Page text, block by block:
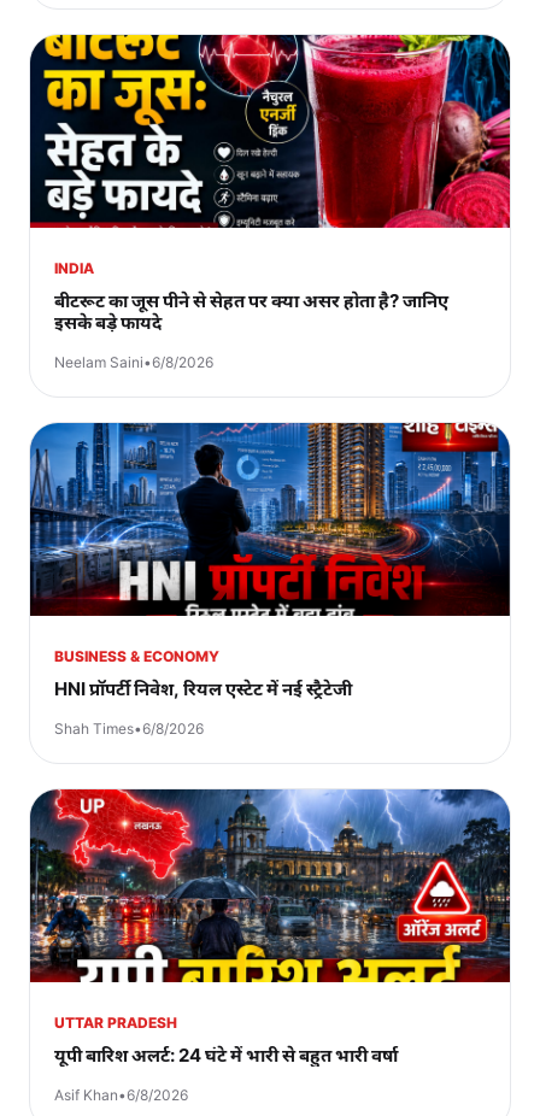
INDIA
बीटरूट का जूस पीने से सेहत पर क्या असर होता है? जानिए
इसके बड़े फायदे
Neelam Saini•6/8/2026
BUSINESS & ECONOMY
HNI प्रॉपर्टी निवेश, रियल एस्टेट में नई स्ट्रैटेजी
Shah Times•6/8/2026
UTTAR PRADESH
यूपी बारिश अलर्ट: 24 घंटे में भारी से बहुत भारी वर्षा
Asif Khan•6/8/2026